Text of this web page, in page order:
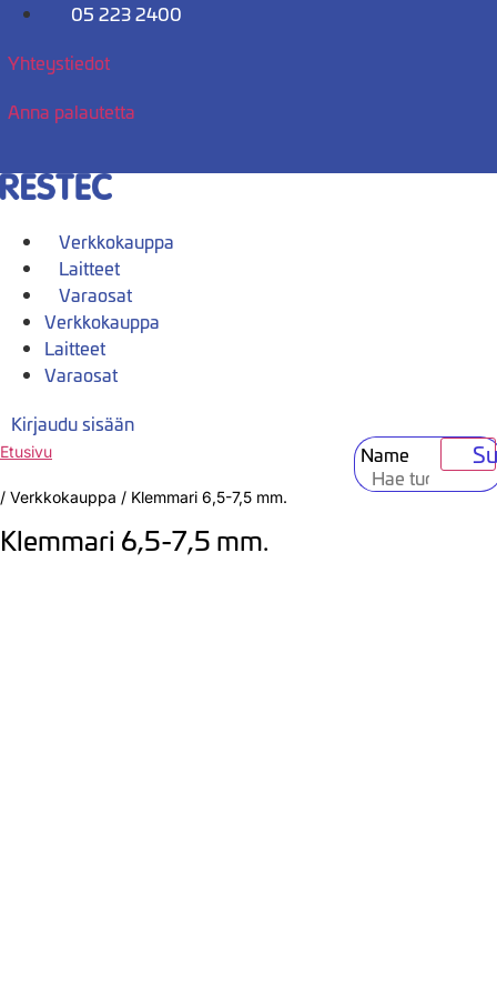
Mene
05 223 2400
Yhteystiedot
Anna palautetta
Verkkokauppa
Laitteet
Varaosat
Verkkokauppa
Laitteet
Varaosat
Kirjaudu sisään
Name
Etusivu
/ Verkkokauppa / Klemmari 6,5-7,5 mm.
Klemmari 6,5-7,5 mm.